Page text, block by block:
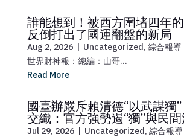
誰能想到！被西方圍堵四年
反倒打出了國運翻盤的新局
Aug 2, 2026 | Uncategorized, 綜合報導
世界財神報：總編：山哥...
Read More
國臺辦嚴斥賴清德“以武謀獨
交織：官方強勢遏“獨”與民
Jul 29, 2026 | Uncategorized, 綜合報導